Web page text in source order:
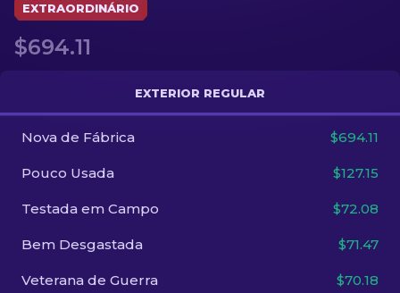
Luvas
Outro
PT-BR
EXTRAORDINÁRIO
$694.11
EXTERIOR REGULAR
Nova de Fábrica $694.11
Pouco Usada $127.15
Testada em Campo $72.08
Bem Desgastada $71.47
Veterana de Guerra $70.18